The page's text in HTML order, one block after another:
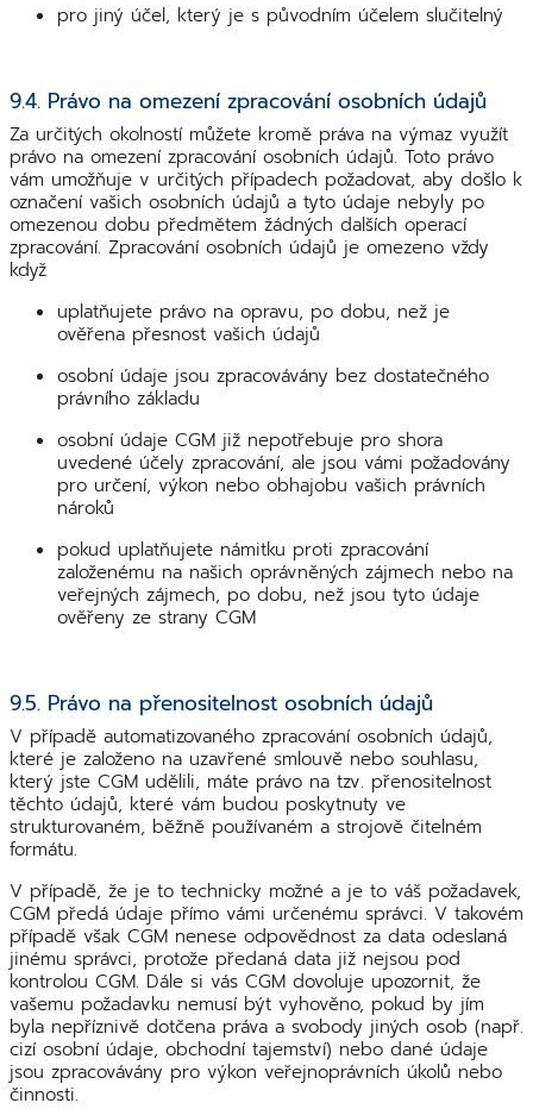
pro jiný účel, který je s původním účelem slučitelný
9.4. Právo na omezení zpracování osobních údajů
Za určitých okolností můžete kromě práva na výmaz využít
právo na omezení zpracování osobních údajů. Toto právo
vám umožňuje v určitých případech požadovat, aby došlo k
označení vašich osobních údajů a tyto údaje nebyly po
omezenou dobu předmětem žádných dalších operací
zpracování. Zpracování osobních údajů je omezeno vždy
když
uplatňujete právo na opravu, po dobu, než je
ověřena přesnost vašich údajů
osobní údaje jsou zpracovávány bez dostatečného
právního základu
osobní údaje CGM již nepotřebuje pro shora
uvedené účely zpracování, ale jsou vámi požadovány
pro určení, výkon nebo obhajobu vašich právních
nároků
pokud uplatňujete námitku proti zpracování
založenému na našich oprávněných zájmech nebo na
veřejných zájmech, po dobu, než jsou tyto údaje
ověřeny ze strany CGM
9.5. Právo na přenositelnost osobních údajů
V případě automatizovaného zpracování osobních údajů,
které je založeno na uzavřené smlouvě nebo souhlasu,
který jste CGM udělili, máte právo na tzv. přenositelnost
těchto údajů, které vám budou poskytnuty ve
strukturovaném, běžně používaném a strojově čitelném
formátu.
V případě, že je to technicky možné a je to váš požadavek,
CGM předá údaje přímo vámi určenému správci. V takovém
případě však CGM nenese odpovědnost za data odeslaná
jinému správci, protože předaná data již nejsou pod
kontrolou CGM. Dále si vás CGM dovoluje upozornit, že
vašemu požadavku nemusí být vyhověno, pokud by jím
byla nepříznivě dotčena práva a svobody jiných osob (např.
cizí osobní údaje, obchodní tajemství) nebo dané údaje
jsou zpracovávány pro výkon veřejnoprávních úkolů nebo
činnosti.